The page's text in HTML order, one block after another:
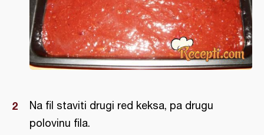
Na fil staviti drugi red keksa, pa drugu
polovinu fila.